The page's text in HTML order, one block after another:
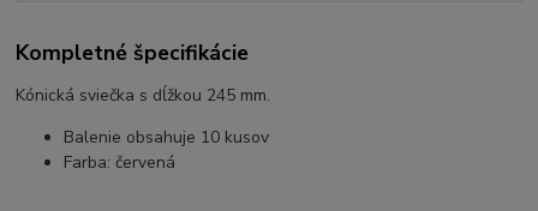
Kompletné špecifikácie
Kónická sviečka s dĺžkou 245 mm.
Balenie obsahuje 10 kusov
Farba: červená